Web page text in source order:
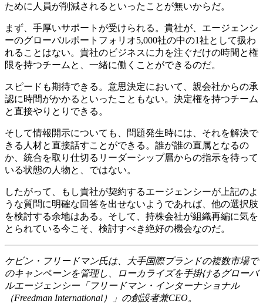
ために人員が削減されるといったことが無いからだ。
まず、手厚いサポートが受けられる。貴社が、エージェンシ
ーのグローバルポートフォリオ5,000社の中の1社として扱わ
れることはない。貴社のビジネスに力を注ぐだけの時間と権
限を持つチームと、一緒に働くことができるのだ。
スピードも期待できる。意思決定において、親会社からの承
認に時間がかかるといったこともない。決定権を持つチーム
と直接やりとりできる。
そして情報開示についても、問題発生時には、それを解決で
きる人材と直接話すことができる。誰が誰の直属となるの
か、統合を取り仕切るリーダーシップ層からの指示を待って
いる状態の人物と、ではない。
したがって、もし貴社が契約するエージェンシーが上記のよ
うな質問に明確な回答を出せないようであれば、他の選択肢
を検討する余地はある。そして、持株会社が組織再編に気を
とられている今こそ、検討すべき絶好の機会なのだ。
ケビン・フリードマン氏は、大手国際ブランドの複数市場で
のキャンペーンを管理し、ローカライズを手掛けるグローバ
ルエージェンシー「フリードマン・インターナショナル
（Freedman International ）」の創設者兼CEO。